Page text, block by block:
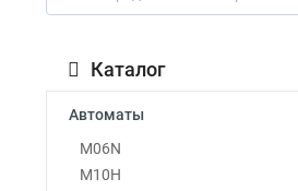
Каталог
Автоматы
M06N
M10H